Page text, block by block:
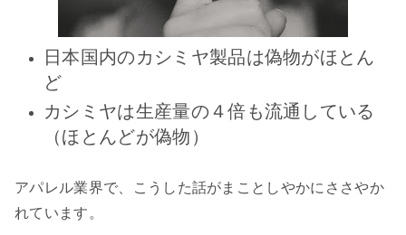
日本国内のカシミヤ製品は偽物がほとん
ど
カシミヤは生産量の４倍も流通している
（ほとんどが偽物）
アパレル業界で、こうした話がまことしやかにささやか
れています。